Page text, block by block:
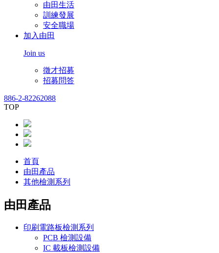
由田生活
訓練發展
安全職場
加入由田
Join us
徵才招募
招募問答
886-2-82262088
TOP
首頁
由田產品
其他檢測系列
由田產品
印刷電路板檢測系列
PCB 檢測設備
IC 載板檢測設備